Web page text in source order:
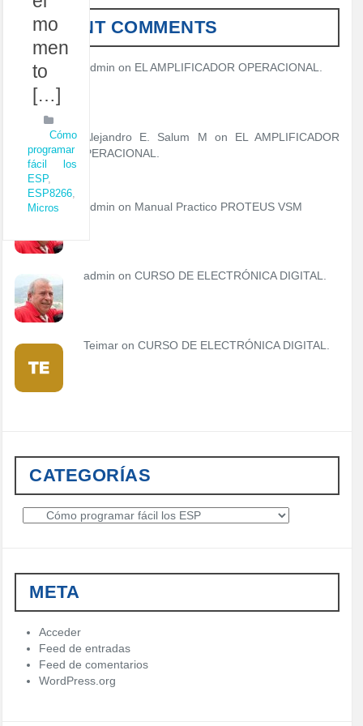
mo
men
to
[…]
Cómo
programar
fácil los
ESP,
ESP8266
Micros
RECENT COMMENTS
admin on EL AMPLIFICADOR OPERACIONAL.
Alejandro E. Salum M on EL AMPLIFICADOR
OPERACIONAL.
admin on Manual Practico PROTEUS VSM
admin on CURSO DE ELECTRÓNICA DIGITAL.
Teimar on CURSO DE ELECTRÓNICA DIGITAL.
CATEGORÍAS
r
a
s
META
Acceder
Feed de entradas
Feed de comentarios
WordPress.org